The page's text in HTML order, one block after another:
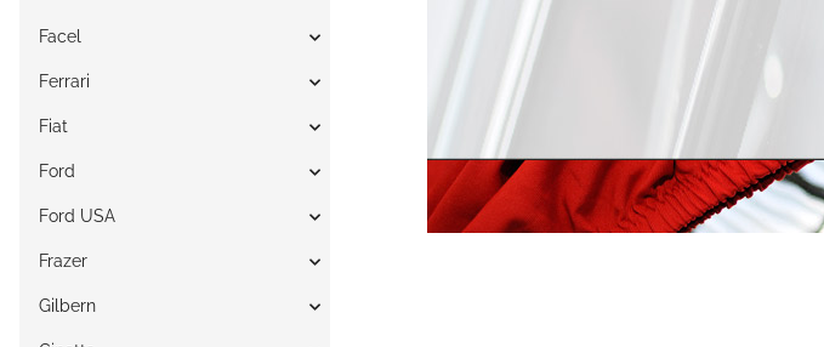
Facel
Ferrari
Fiat
Ford
Ford USA
Frazer
Gilbern